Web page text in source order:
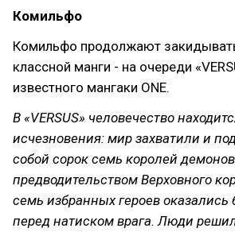
Комильфо
Комильфо продолжают
классной манги - на очереди
известного мангаки ONE.
В «VERSUS» человечество
исчезновения: мир захватили и
собой сорок семь королей
предводительством Верховного
семь избранных героев
перед натиском врага. Люди